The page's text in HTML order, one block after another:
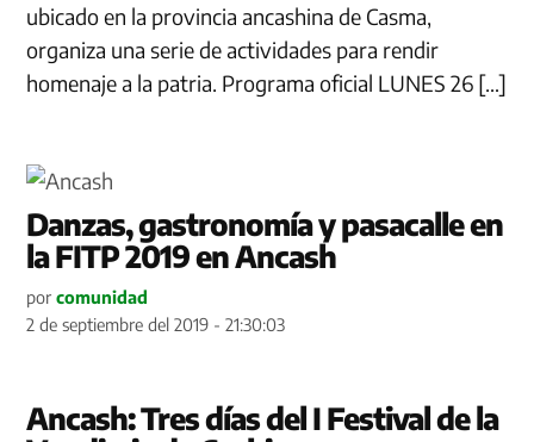
ubicado en la provincia ancashina de Casma,
organiza una serie de actividades para rendir
homenaje a la patria. Programa oficial LUNES 26 […]
Danzas, gastronomía y pasacalle en
la FITP 2019 en Ancash
por comunidad
2 de septiembre del 2019 - 21:30:03
Ancash: Tres días del I Festival de la